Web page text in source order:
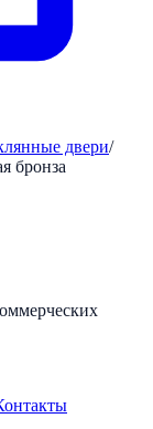
двери/
бронза